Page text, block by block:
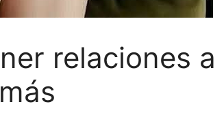
relaciones a